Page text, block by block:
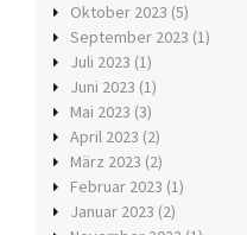
Oktober 2023 (5)
September 2023 (1)
Juli 2023 (1)
Juni 2023 (1)
Mai 2023 (3)
April 2023 (2)
März 2023 (2)
Februar 2023 (1)
Januar 2023 (2)